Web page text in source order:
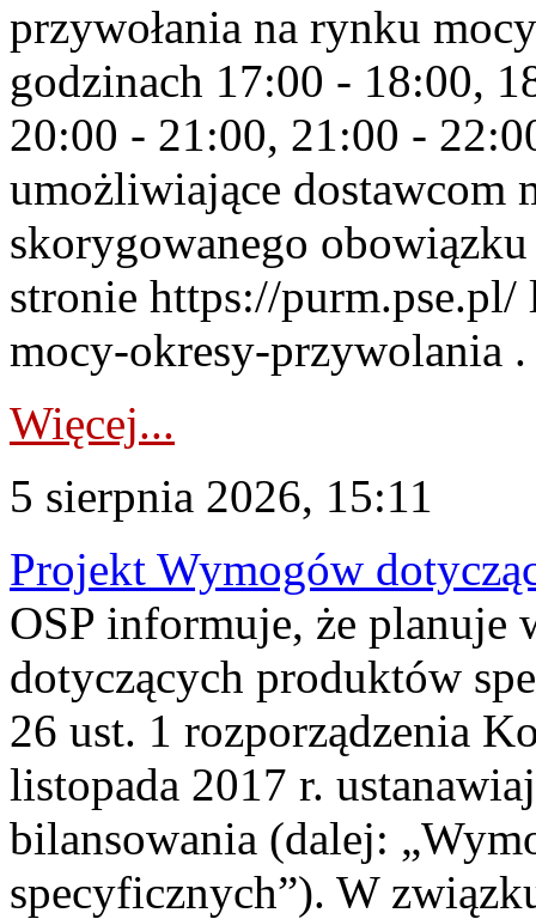
przywołania na rynku
godzinach 17:00 - 18:00,
20:00 - 21:00, 21:00 -
umożliwiające dostawcom
skorygowanego
stronie https://
mocy-okresy-przywolania
Więcej...
5 sierpnia 2026, 15:11
Projekt Wymogów
OSP informuje, że planuje
dotyczących produktów
26 ust. 1 rozporządzenia
listopada 2017 r.
bilansowania (dalej:
specyficznych”). W